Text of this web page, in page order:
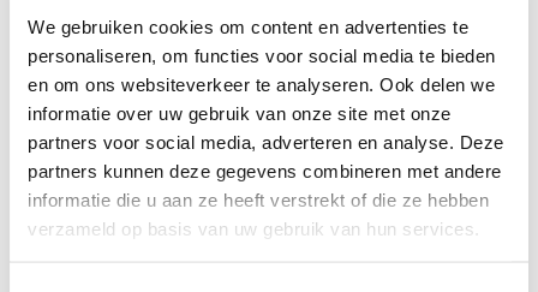
We gebruiken cookies om content en advertenties te
personaliseren, om functies voor social media te bieden
en om ons websiteverkeer te analyseren. Ook delen we
informatie over uw gebruik van onze site met onze
partners voor social media, adverteren en analyse. Deze
partners kunnen deze gegevens combineren met andere
informatie die u aan ze heeft verstrekt of die ze hebben
verzameld op basis van uw gebruik van hun services.